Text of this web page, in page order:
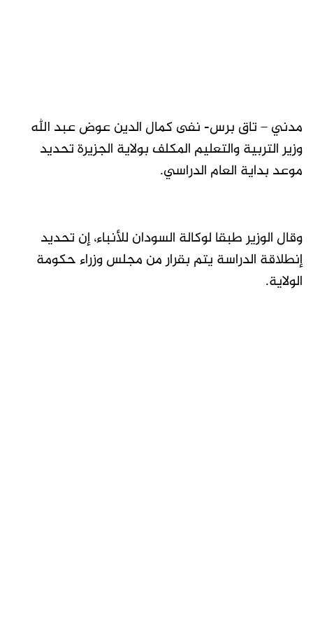
مدني – تاق برس- نفى كمال الدين عوض عبد الله
وزير التربية والتعليم المكلف بولاية الجزيرة تحديد
موعد بداية العام الدراسي.
وقال الوزير طبقا لوكالة السودان للأنباء، إن تحديد
إنطلاقة الدراسة يتم بقرار من مجلس وزراء حكومة
الولاية.